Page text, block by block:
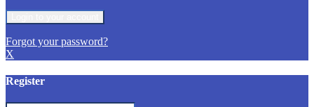
Forgot your password?
X
Register